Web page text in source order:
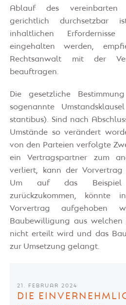
Ablauf des vereinbarten
gerichtlich durchsetzbar
inhaltlichen Erfordernisse
eingehalten werden,
Rechtsanwalt mit der
beauftragen.
Die gesetzliche
sogenannte
stantibus). Sind nach
Umstände so verändert
von den Parteien verfolgte
ein Vertragspartner zum
verliert, kann der Vorvertrag
Um auf das Beispiel
zurückzukommen, könnte
Vorvertrag aufgehoben
Baubewilligung aus welchen
nicht erteilt wird und das
zur Umsetzung gelangt.
21. FEBRUAR 2024
DIE